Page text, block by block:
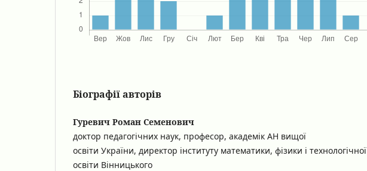
Біографії авторів
Гуревич Роман Семенович
доктор педагогічних наук, професор, академік АН вищої
освіти України, директор інституту математики, фізики і технологічної
освіти Вінницького